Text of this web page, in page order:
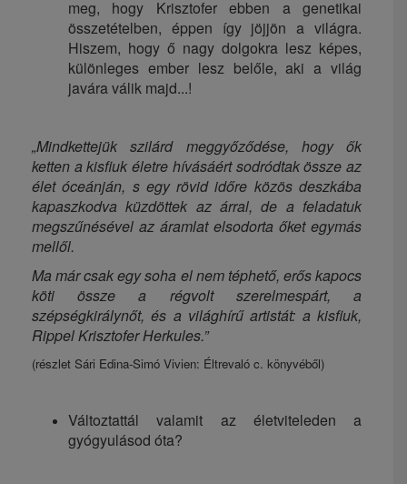
meg, hogy Krisztofer ebben a genetikai
összetételben, éppen így jöjjön a világra.
Hiszem, hogy ő nagy dolgokra lesz képes,
különleges ember lesz belőle, aki a világ
javára válik majd...!
„Mindkettejük szilárd meggyőződése, hogy ők
ketten a kisfiuk életre hívásáért sodródtak össze az
élet óceánján, s egy rövid időre közös deszkába
kapaszkodva küzdöttek az árral, de a feladatuk
megszűnésével az áramlat elsodorta őket egymás
mellől.
Ma már csak egy soha el nem téphető, erős kapocs
köti össze a régvolt szerelmespárt, a
szépségkirálynőt, és a világhírű artistát: a kisfiuk,
Rippel Krisztofer Herkules.”
(részlet Sári Edina-Simó Vivien: Éltrevaló c. könyvéből)
Változtattál valamit az életviteleden a
gyógyulásod óta?